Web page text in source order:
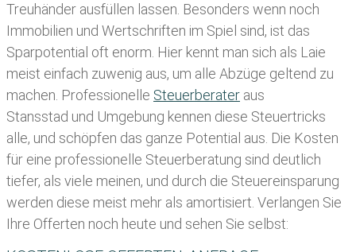
Treuhänder ausfüllen lassen . Besonders wenn noch
Immobilien und Wertschriften im Spiel sind, ist das
Sparpotential oft enorm. Hier kennt man sich als Laie
meist einfach zuwenig aus, um alle Abzüge geltend zu
machen. Professionelle Steuerberater aus
Stansstad und Umgebung kennen diese Steuertricks
alle, und schöpfen das ganze Potential aus. Die Kosten
für eine professionelle Steuerberatung sind deutlich
tiefer, als viele meinen, und durch die Steuereinsparung
werden diese meist mehr als amortisiert. Verlangen Sie
Ihre Offerten noch heute und sehen Sie selbst: